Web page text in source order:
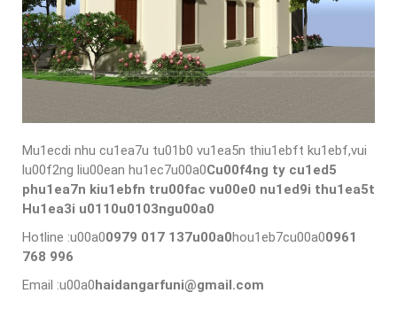
Mu1ecdi nhu cu1ea7u tu01b0 vu1ea5n thiu1ebft ku1ebf,vui
lu00f2ng liu00ean hu1ec7u00a0Cu00f4ng ty cu1ed5
phu1ea7n kiu1ebfn tru00fac vu00e0 nu1ed9i thu1ea5t
Hu1ea3i u0110u0103ngu00a0
Hotline :u00a00979 017 137u00a0hou1eb7cu00a00961
768 996
Email :u00a0 haidangarfuni@gmail.com